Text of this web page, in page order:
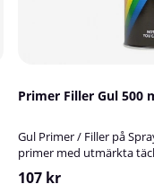
Primer Filler Gul 500
Gul Primer / Filler på
primer med utmärkta
Den passar för både
107 kr